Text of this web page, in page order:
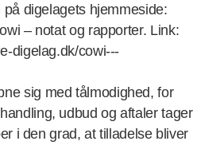
digelagets hjemmeside:
– notat og rapporter. Link:
digelag.dk/cowi---
sig med tålmodighed, for
udbud og aftaler tager
i den grad, at tilladelse bliver